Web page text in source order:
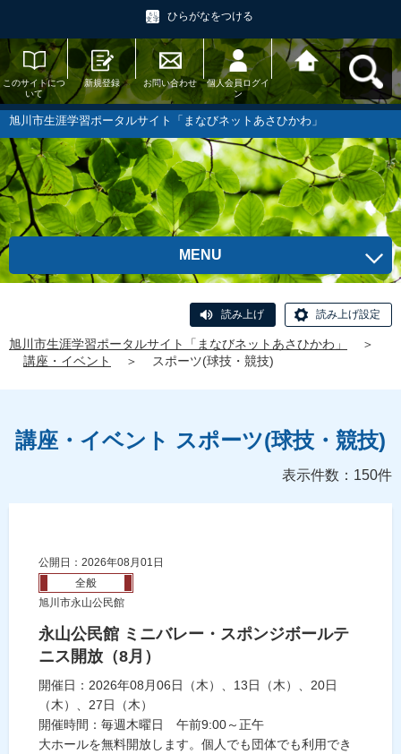
ひらがなをつける
このサイトにつ
いて
新規登録 お問い合わせ
個人会員ログイ
ン
旭川市生涯学習
ポータルサイト
「まなびネット
あさひかわ」へ
戻る
旭川市生涯学習ポータルサイト「まなびネットあさひかわ」
MENU
読み上げ 読み上げ設定
旭川市生涯学習ポータルサイト「まなびネットあさひかわ」
＞
講座・イベント
＞ スポーツ(球技・競技)
講座・イベント スポーツ(球技・競技)
表示件数：150件
公開日：2026年08月01日
全般
旭川市永山公民館
永山公民館 ミニバレー・スポンジボールテ
ニス開放（8月）
開催日：2026年08月06日（木）、13日（木）、20日
（木）、27日（木）
開催時間：毎週木曜日 午前9:00～正午
大ホールを無料開放します。個人でも団体でも利用でき